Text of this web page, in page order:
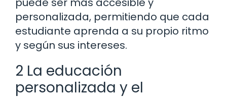
personalizada, permitiendo que cada
estudiante aprenda a su propio ritmo
y según sus intereses.
2 La educación
personalizada y el